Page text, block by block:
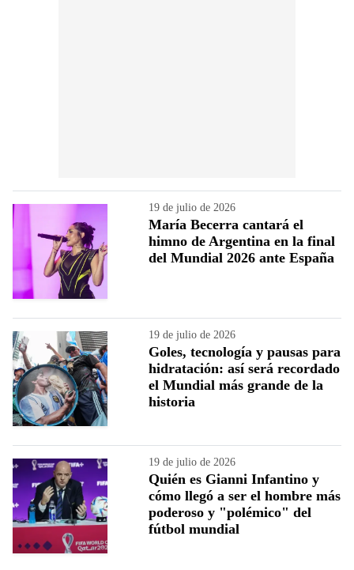
19 de julio de 2026
María Becerra cantará el
himno de Argentina en la final
del Mundial 2026 ante España
19 de julio de 2026
Goles, tecnología y pausas para
hidratación: así será recordado
el Mundial más grande de la
historia
19 de julio de 2026
Quién es Gianni Infantino y
cómo llegó a ser el hombre más
poderoso y "polémico" del
fútbol mundial